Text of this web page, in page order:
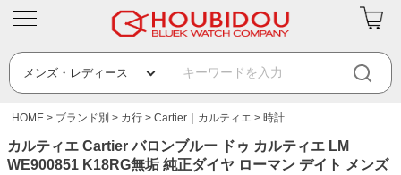
HOME ブランド別 カ行 Cartier｜カルティエ 時計
カルティエ Cartier バロンブルー ドゥ カルティエ LM
WE900851 K18RG無垢 純正ダイヤ ローマン デイト メンズ